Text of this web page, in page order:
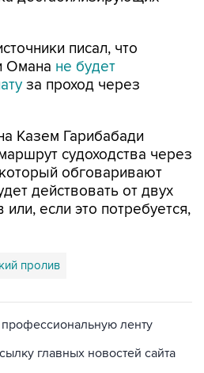
писал, что
Омана не будет
за проход через
Казем Гарибабади
судоходства через
обговаривают
действовать от двух
если это потребуется,
пролив
профессиональную ленту
главных новостей сайта